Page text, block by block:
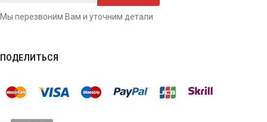
Мы перезвоним Вам и уточним детали
ПОДЕЛИТЬСЯ